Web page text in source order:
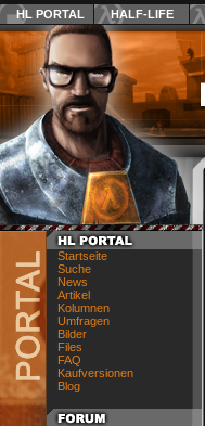
HL PORTAL HALF-LIFE
Startseite
Suche
News
Artikel
Kolumnen
Umfragen
Bilder
Files
FAQ
Kaufversionen
Blog